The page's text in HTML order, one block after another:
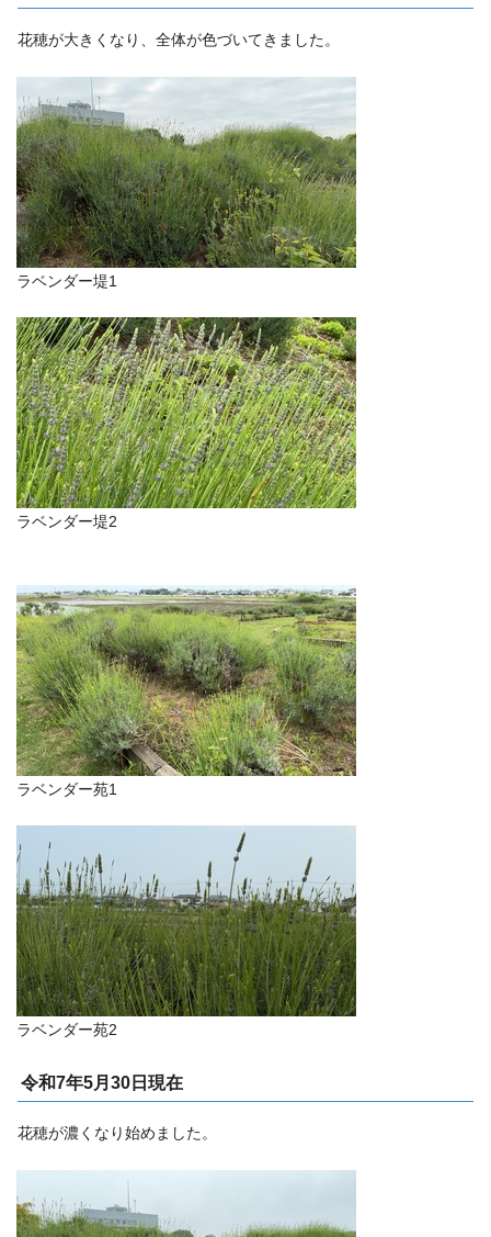
花穂が大きくなり、全体が色づいてきました。
ラベンダー堤1
ラベンダー堤2
ラベンダー苑1
ラベンダー苑2
令和7年5月30日現在
花穂が濃くなり始めました。